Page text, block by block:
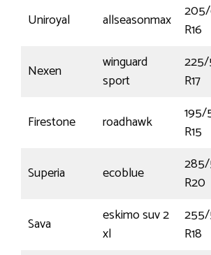
Uniroyal allseasonmax
R16
Nexen
winguard
sport
R17
Firestone roadhawk
195/
R15
Superia ecoblue
R20
Sava
eskimo suv 2
xl
R18